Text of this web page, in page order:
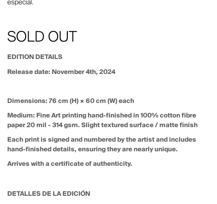
especial.
SOLD OUT
EDITION DETAILS
Release date: November 4th, 2024
Dimensions: 76 cm (H) × 60 cm (W) each
Medium: Fine Art printing hand-finished in 100% cotton fibre
paper 20 mil - 314 gsm. Slight textured surface / matte finish
Each print is signed and numbered by the artist and includes
hand-finished details, ensuring they are nearly unique.
Arrives with a certificate of authenticity.
DETALLES DE LA EDICIÓN